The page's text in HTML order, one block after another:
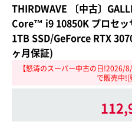
THIRDWAVE 〔中古〕
Core™ i9 10850K プロセッ
1TB SSD/GeForce RTX
ヶ月保証)
【怒涛のスーパー中古の日!2026/
で販売中!(